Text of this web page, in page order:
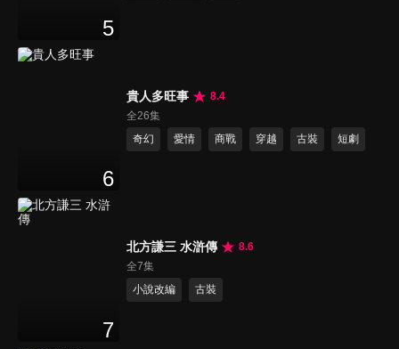
5
6
貴人多旺事
8.4
全26集
奇幻
愛情 商戰 穿越 古裝 短劇
7
北方謙三 水滸傳
8.6
全7集
小說改編
古裝